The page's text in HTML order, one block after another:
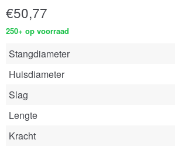
€50,77
250+ op voorraad
Stangdiameter
Huisdiameter
Slag
Lengte
Kracht